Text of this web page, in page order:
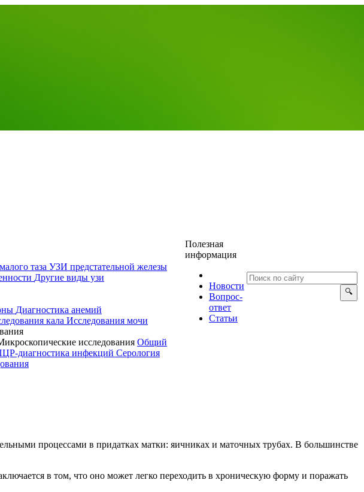
таза УЗИ предстательной железы
Другие виды узи
Диагностика анемий
кала Исследования мочи
исследования Общий
диагностика инфекций Серология
Полезная
информация
Новости
опрос-
ответ
Статьи
процессами в придатках матки: яичниках и маточных трубах. В большинстве
в том, что оно может легко переходить в хроническую форму и поражать